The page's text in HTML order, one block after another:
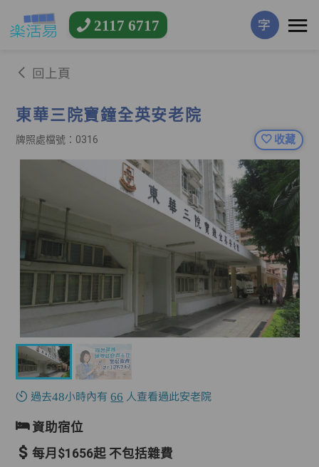
2117 6717 字
回上頁
東華三院寶鐘全英安老院
牌照處檔號：0316 收藏
過去48小時內有66 人查看過此安老院
資助宿位
每月$1656起 不包括雜費